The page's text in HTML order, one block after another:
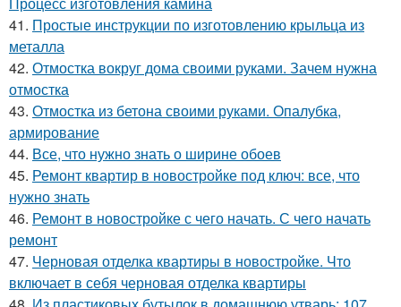
41. Простые инструкции по изготовлению крыльца из
металла
42. Отмостка вокруг дома своими руками. Зачем нужна
отмостка
43. Отмостка из бетона своими руками. Опалубка,
армирование
44. Все, что нужно знать о ширине обоев
45. Ремонт квартир в новостройке под ключ: все, что
нужно знать
46. Ремонт в новостройке с чего начать. С чего начать
ремонт
47. Черновая отделка квартиры в новостройке. Что
включает в себя черновая отделка квартиры